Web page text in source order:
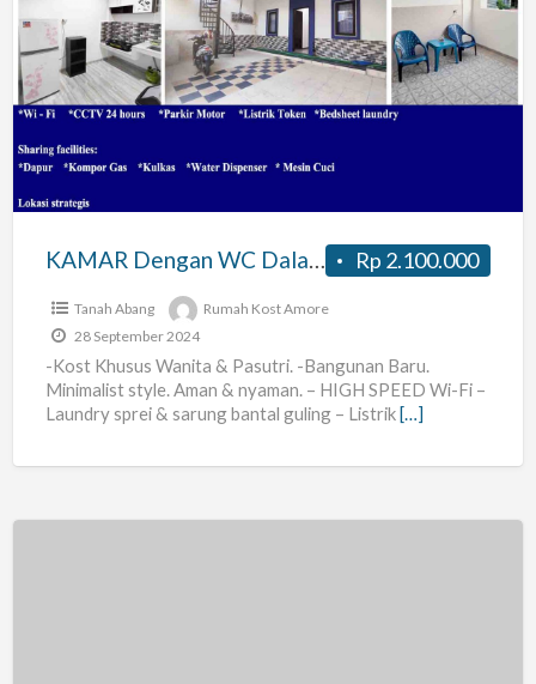
KAMAR
Dengan
WC
Dalam
Kost
Kebon
Kacang
Pasutri
BULANAN
MINGGUAN
Rp 2.100.000
KAMAR Dengan WC Dalam Kost Kebon Kacang Wanita & Pasutri BULANAN / MINGGUAN
Tanah Abang
Rumah Kost Amore
28 September 2024
-Kost Khusus Wanita & Pasutri. -Bangunan Baru.
Minimalist style. Aman & nyaman. – HIGH SPEED Wi-Fi –
Laundry sprei & sarung bantal guling – Listrik[…]